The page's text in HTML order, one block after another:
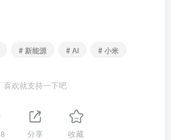
# 新能源 # AI # 小米
喜欢就支持一下吧
8 分享 收藏